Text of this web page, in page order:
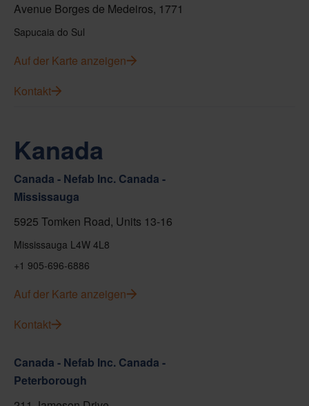
Avenue Borges de Medeiros, 1771
Sapucaia do Sul
Auf der Karte anzeigen
Kontakt
Kanada
Canada - Nefab Inc. Canada -
Mississauga
5925 Tomken Road, Units 13-16
Mississauga L4W 4L8
+1 905-696-6886
Auf der Karte anzeigen
Kontakt
Canada - Nefab Inc. Canada -
Peterborough